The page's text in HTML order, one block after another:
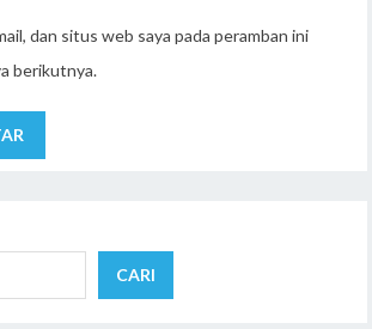
dan situs web saya pada peramban ini
berikutnya.
CARI